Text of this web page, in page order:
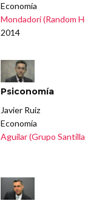
Economía
Mondadori (Random
2014
Psiconomía
Javier Ruiz
Economía
Aguilar (Grupo